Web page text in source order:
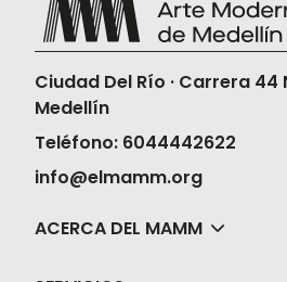
Ciudad Del Río · Carrera 44
Medellín
Teléfono: 6044442622
info@elmamm.org
ACERCA DEL MAMM